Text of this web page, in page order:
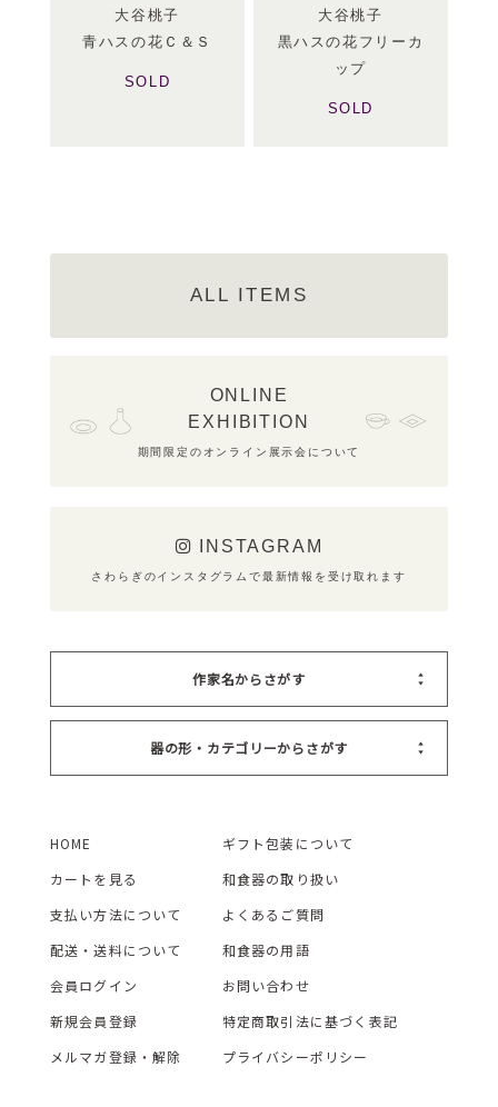
大谷桃子
青ハスの花Ｃ＆Ｓ
SOLD
大谷桃子
黒ハスの花フリーカ
ップ
SOLD
ALL ITEMS
ONLINE
EXHIBITION
期間限定のオンライン展示会について
INSTAGRAM
さわらぎのインスタグラムで最新情報を受け取れます
作家名からさがす
器の形・カテゴリーからさがす
HOME
カートを見る
支払い方法について
配送・送料について
会員ログイン
新規会員登録
メルマガ登録・解除
ギフト包装について
和食器の取り扱い
よくあるご質問
和食器の用語
お問い合わせ
特定商取引法に基づく表記
プライバシーポリシー